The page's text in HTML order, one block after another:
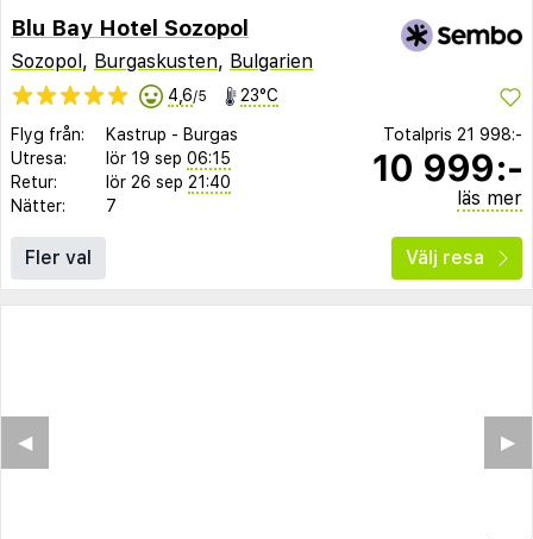
Blu Bay Hotel Sozopol
Sozopol, Burgaskusten, Bulgarien
4,6/5 23°C
Flyg från: Kastrup - Burgas
Utresa:
lör 19 sep 06:15
Retur:
lör 26 sep 21:40
Nätter:
7
Totalpris 21 998:-
10 999:-
läs mer
Fler val Välj resa